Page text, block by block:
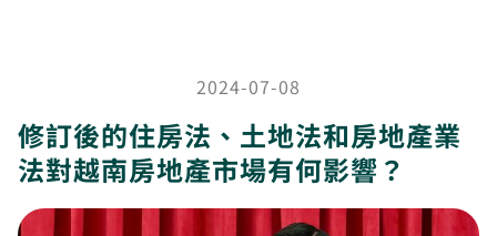
2024-07-08
修訂後的住房法、土地法和房地產業
法對越南房地產市場有何影響？